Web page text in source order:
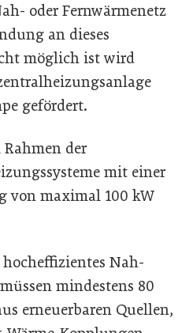
oder Fernwärmenetz
an dieses
möglich ist wird
gefördert.
Rahmen der
mit einer
von maximal 100 kW
Nah-
mindestens 80
erneuerbaren Quellen,